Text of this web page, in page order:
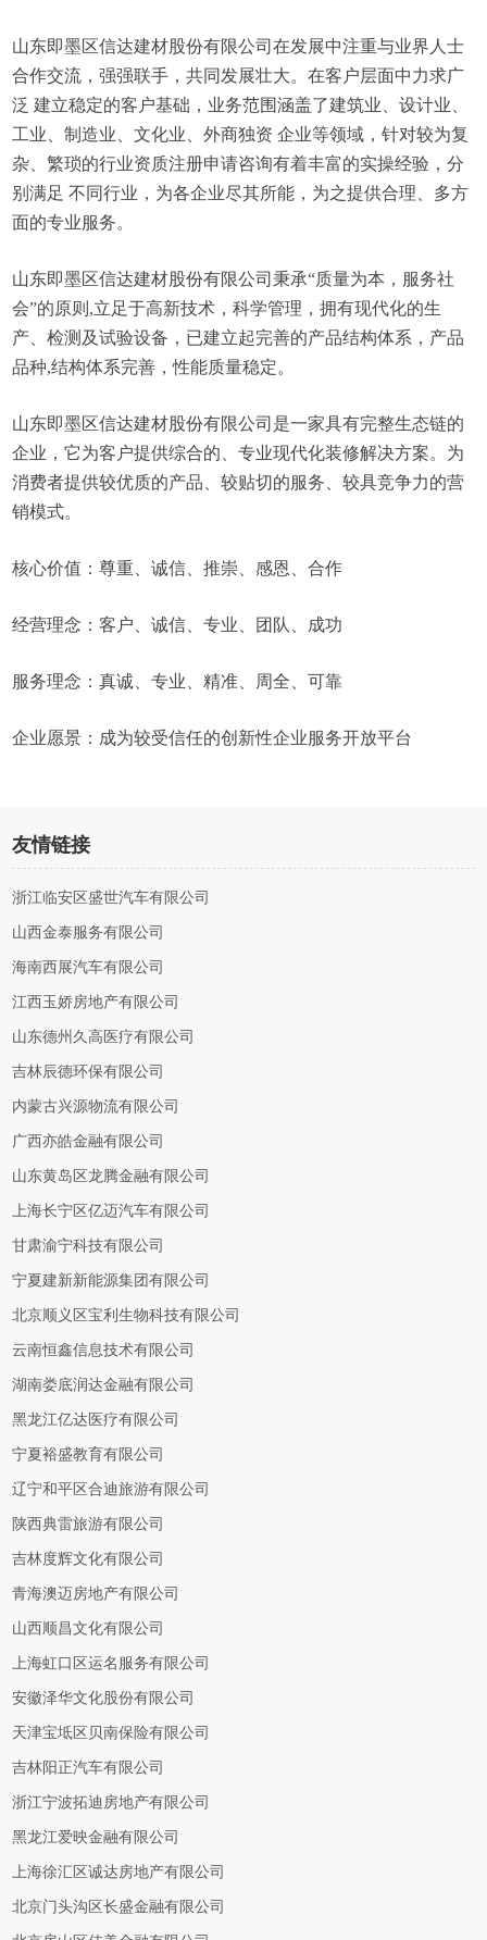
山东即墨区信达建材股份有限公司在发展中注重与业界人士
合作交流，强强联手，共同发展壮大。在客户层面中力求广
泛 建立稳定的客户基础，业务范围涵盖了建筑业、设计业、
工业、制造业、文化业、外商独资 企业等领域，针对较为复
杂、繁琐的行业资质注册申请咨询有着丰富的实操经验，分
别满足 不同行业，为各企业尽其所能，为之提供合理、多方
面的专业服务。
山东即墨区信达建材股份有限公司秉承“质量为本，服务社
会”的原则,立足于高新技术，科学管理，拥有现代化的生
产、检测及试验设备，已建立起完善的产品结构体系，产品
品种,结构体系完善，性能质量稳定。
山东即墨区信达建材股份有限公司是一家具有完整生态链的
企业，它为客户提供综合的、专业现代化装修解决方案。为
消费者提供较优质的产品、较贴切的服务、较具竞争力的营
销模式。
核心价值：尊重、诚信、推崇、感恩、合作
经营理念：客户、诚信、专业、团队、成功
服务理念：真诚、专业、精准、周全、可靠
企业愿景：成为较受信任的创新性企业服务开放平台
友情链接
浙江临安区盛世汽车有限公司
山西金泰服务有限公司
海南西展汽车有限公司
江西玉娇房地产有限公司
山东德州久高医疗有限公司
吉林辰德环保有限公司
内蒙古兴源物流有限公司
广西亦皓金融有限公司
山东黄岛区龙腾金融有限公司
上海长宁区亿迈汽车有限公司
甘肃渝宁科技有限公司
宁夏建新新能源集团有限公司
北京顺义区宝利生物科技有限公司
云南恒鑫信息技术有限公司
湖南娄底润达金融有限公司
黑龙江亿达医疗有限公司
宁夏裕盛教育有限公司
辽宁和平区合迪旅游有限公司
陕西典雷旅游有限公司
吉林度辉文化有限公司
青海澳迈房地产有限公司
山西顺昌文化有限公司
上海虹口区运名服务有限公司
安徽泽华文化股份有限公司
天津宝坻区贝南保险有限公司
吉林阳正汽车有限公司
浙江宁波拓迪房地产有限公司
黑龙江爱映金融有限公司
上海徐汇区诚达房地产有限公司
北京门头沟区长盛金融有限公司